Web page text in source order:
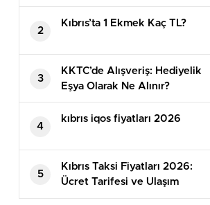
Detaylar
2
Kıbrıs’ta 1 Ekmek Kaç TL?
3
KKTC’de Alışveriş: Hediyelik
Eşya Olarak Ne Alınır?
4
⁠kıbrıs iqos fiyatları 2026
5
Kıbrıs Taksi Fiyatları 2026:
Ücret Tarifesi ve Ulaşım
Rehberi